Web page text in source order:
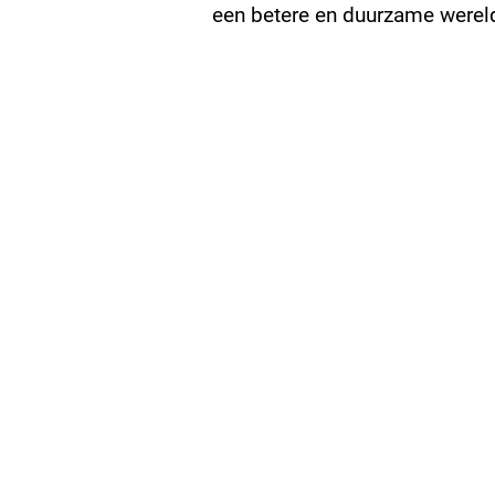
een betere en duurzame